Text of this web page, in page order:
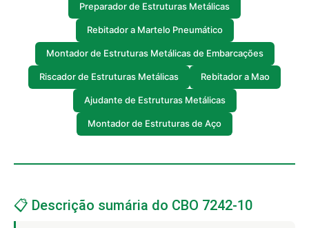
Preparador de Estruturas Metálicas
Rebitador a Martelo Pneumático
Montador de Estruturas Metálicas de Embarcações
Riscador de Estruturas Metálicas Rebitador a Mao
Ajudante de Estruturas Metálicas
Montador de Estruturas de Aço
📋 Descrição sumária do CBO 7242-10